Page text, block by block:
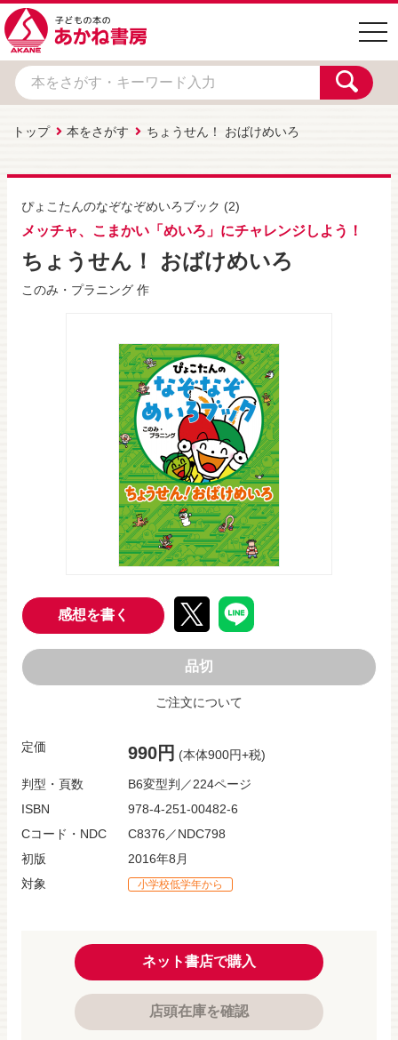
トップ 本をさがす ちょうせん！ おばけめいろ
ぴょこたんのなぞなぞめいろブック (2)
メッチャ、こまかい「めいろ」にチャレンジしよう！
ちょうせん！ おばけめいろ
このみ・プラニング 作
感想を書く
品切
ご注文について
定価 990円 (本体900円+税)
判型・頁数
B6変型判／224ページ
ISBN
978-4-251-00482-6
Cコード・NDC
C8376／NDC798
初版
2016年8月
対象
小学校低学年から
ネット書店で購入
店頭在庫を確認